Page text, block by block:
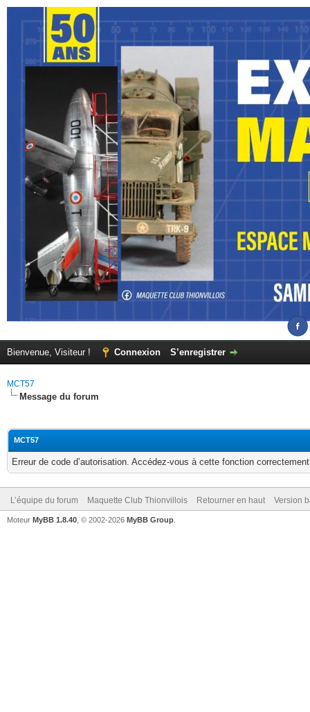
Bienvenue, Visiteur ! Connexion S’enregistrer
MCT57
Message du forum
MCT57
Erreur de code d’autorisation. Accédez-vous à cette fonction
L’équipe du forum Maquette Club Thionvillois Retourner en haut Version
Moteur MyBB 1.8.40 , © 2002-2026 MyBB Group